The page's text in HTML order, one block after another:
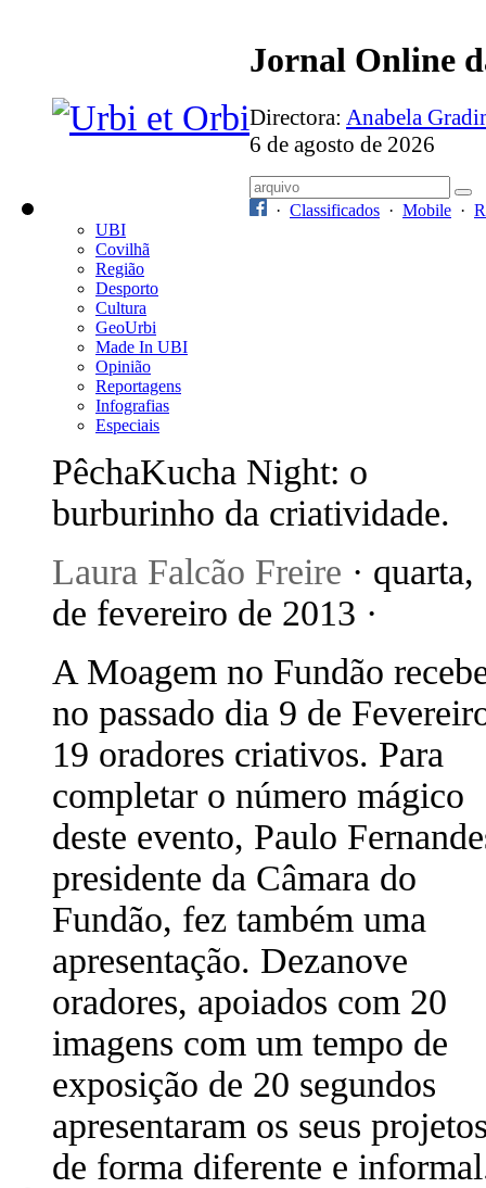
Jornal Online
Directora: Anabela
6 de agosto de 2026
· Classificados · Mobile ·
UBI
Covilhã
Região
Desporto
Cultura
GeoUrbi
Made In UBI
Opinião
Reportagens
Infografias
Especiais
PêchaKucha Night: o
burburinho da criatividade.
Laura Falcão Freire · quarta,
de fevereiro de 2013 ·
A Moagem no Fundão
no passado dia 9 de
19 oradores criativos. Para
completar o número mágico
deste evento, Paulo
presidente da Câmara do
Fundão, fez também uma
apresentação. Dezanove
oradores, apoiados com 20
imagens com um tempo de
exposição de 20 segundos
apresentaram os seus
de forma diferente e